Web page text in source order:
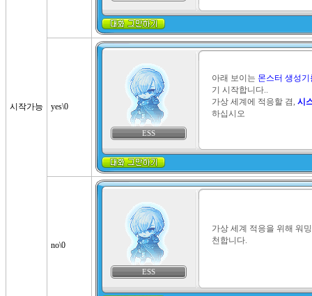
시작가능 yes\0
ESS
아래 보이는 몬스터 생성
기 시작합니다..
가상 세계에 적응할 겸, 시
하십시오
no\0
ESS
가상 세계 적응을 위해 워
천합니다.